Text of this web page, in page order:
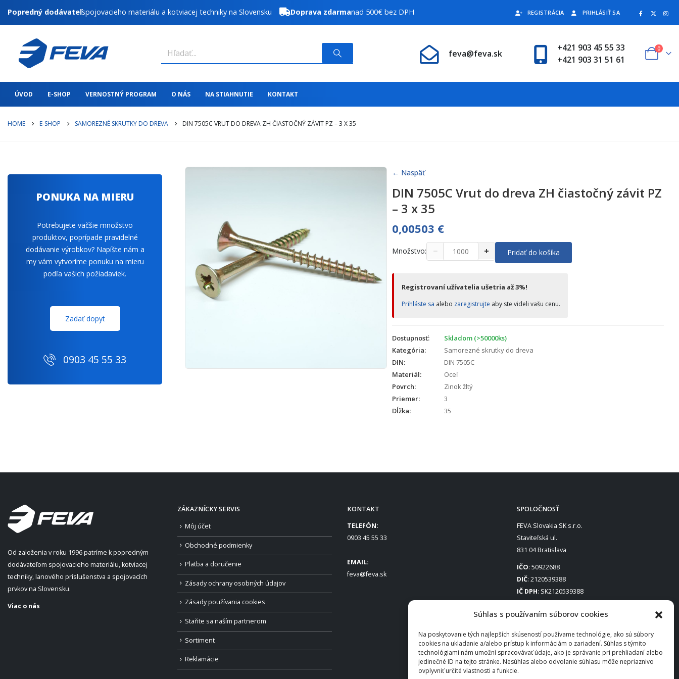
Súhlas s používaním súborov cookies
Na poskytovanie tých najlepších skúseností používame technológie, ako sú súbory
cookies na ukladanie a/alebo prístup k informáciám o zariadení. Súhlas s týmito
technológiami nám umožní spracovávať údaje, ako je správanie pri prehliadaní alebo
jedinečné ID na tejto stránke. Nesúhlas alebo odvolanie súhlasu môže nepriaznivo
ovplyvniť určité vlastnosti a funkcie.
Popredný dodávateľspojovacieho materiálu a kotviacej techniky na Slovensku Doprava zdarmanad 500€ bez DPH REGISTRÁCIA PRIHLÁSIŤ SA
feva@feva.sk
+421 903 45 55 33
+421 903 31 51 61
0
ÚVOD E-SHOP VERNOSTNÝ PROGRAM O NÁS NA STIAHNUTIE KONTAKT
HOME E-SHOP SAMOREZNÉ SKRUTKY DO DREVA DIN 7505C VRUT DO DREVA ZH ČIASTOČNÝ ZÁVIT PZ – 3 X 35
← Naspäť
DIN 7505C Vrut do dreva ZH čiastočný závit PZ
– 3 x 35
0,00503 €
Množstvo: − + Pridať do košíka
Registrovaní užívatelia ušetria až 3%!
Prihláste sa alebo zaregistrujte aby ste videli vašu cenu.
Dostupnosť:
Skladom (>50000ks)
Kategória:
Samorezné skrutky do dreva
DIN:
DIN 7505C
Materiál:
Oceľ
Povrch:
Zinok žltý
Priemer:
3
Dĺžka:
35
PONUKA NA MIERU
Potrebujete väčšie množstvo
produktov, poprípade pravidelné
dodávanie výrobkov? Napíšte nám a
my vám vytvoríme ponuku na mieru
podľa vašich požiadaviek.
Zadať dopyt
0903 45 55 33
Od založenia v roku 1996 patríme k popredným
dodávateľom spojovacieho materiálu, kotviacej
techniky, lanového príslušenstva a spojovacích
prvkov na Slovensku.
Viac o nás
ZÁKAZNÍCKY SERVIS
Môj účet
Obchodné podmienky
Platba a doručenie
Zásady ochrany osobných údajov
Zásady používania cookies
Staňte sa naším partnerom
Sortiment
Reklamácie
KONTAKT
TELEFÓN:
0903 45 55 33
EMAIL:
feva@feva.sk
SPOLOČNOSŤ
FEVA Slovakia SK s.r.o.
Staviteľská ul.
831 04 Bratislava
IČO: 50922688
DIČ: 2120539388
IČ DPH: SK2120539388